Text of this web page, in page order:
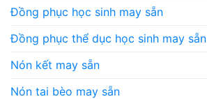
Đồng phục học sinh may sẵn
Đồng phục thể dục học sinh may sẵn
Nón kết may sẵn
Nón tai bèo may sẵn